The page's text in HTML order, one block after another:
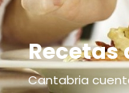
Recetas
Cantabria